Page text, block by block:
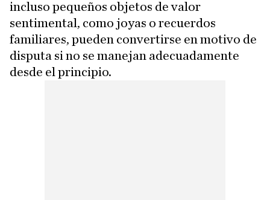
incluso pequeños objetos de valor
sentimental, como joyas o recuerdos
familiares, pueden convertirse en motivo de
disputa si no se manejan adecuadamente
desde el principio.